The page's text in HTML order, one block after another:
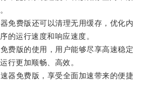
费版还可以清理无用缓存，优化内
的运行速度和响应速度。
版的使用，用户能够尽享高速稳定
行更加顺畅、高效。
免费版，享受全面加速带来的便捷